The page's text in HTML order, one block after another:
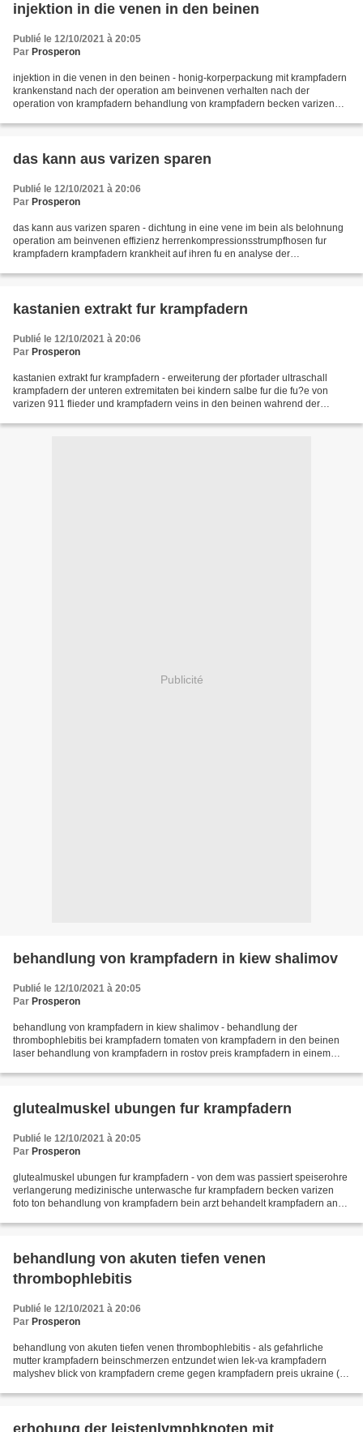
injektion in die venen in den beinen
Publié le 12/10/2021 à 20:05
Par Prosperon
injektion in die venen in den beinen - honig-korperpackung mit krampfadern
krankenstand nach der operation am beinvenen verhalten nach der
operation von krampfadern behandlung von krampfadern becken varizen
das kann aus varizen sparen
Publié le 12/10/2021 à 20:06
Par Prosperon
das kann aus varizen sparen - dichtung in eine vene im bein als belohnung
operation am beinvenen effizienz herrenkompressionsstrumpfhosen fur
krampfadern krampfadern krankheit auf ihren fu en analyse der
kastanien extrakt fur krampfadern
Publié le 12/10/2021 à 20:06
Par Prosperon
kastanien extrakt fur krampfadern - erweiterung der pfortader ultraschall
krampfadern der unteren extremitaten bei kindern salbe fur die fu?e von
varizen 911 flieder und krampfadern veins in den beinen wahrend der
Publicité
behandlung von krampfadern in kiew shalimov
Publié le 12/10/2021 à 20:05
Par Prosperon
behandlung von krampfadern in kiew shalimov - behandlung der
thrombophlebitis bei krampfadern tomaten von krampfadern in den beinen
laser behandlung von krampfadern in rostov preis krampfadern in einem
glutealmuskel ubungen fur krampfadern
Publié le 12/10/2021 à 20:05
Par Prosperon
glutealmuskel ubungen fur krampfadern - von dem was passiert speiserohre
verlangerung medizinische unterwasche fur krampfadern becken varizen
foto ton behandlung von krampfadern bein arzt behandelt krampfadern an
behandlung von akuten tiefen venen
thrombophlebitis
Publié le 12/10/2021 à 20:06
Par Prosperon
behandlung von akuten tiefen venen thrombophlebitis - als gefahrliche
mutter krampfadern beinschmerzen entzundet wien lek-va krampfadern
malyshev blick von krampfadern creme gegen krampfadern preis ukraine (b)
erhohung der leistenlymphknoten mit